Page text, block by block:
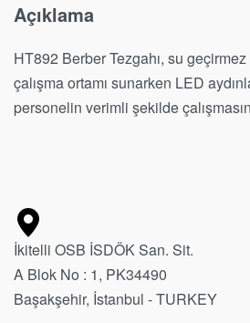
Açıklama
HT892 Berber Tezgahı, su
çalışma ortamı sunarken LED
personelin verimli şekilde
İkitelli OSB İSDÖK San. Sit.
A Blok No : 1, PK34490
Başakşehir, İstanbul - TURKEY